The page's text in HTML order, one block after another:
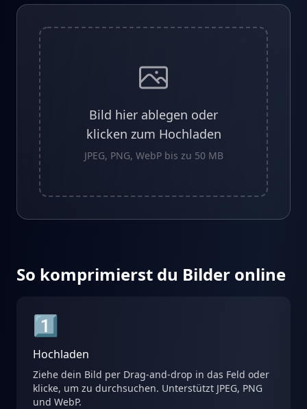
Bild hier ablegen oder
klicken zum Hochladen
JPEG, PNG, WebP bis zu 50 MB
So komprimierst du Bilder online
1️⃣
Hochladen
Ziehe dein Bild per Drag-and-drop in das Feld oder
klicke, um zu durchsuchen. Unterstützt JPEG, PNG
und WebP.